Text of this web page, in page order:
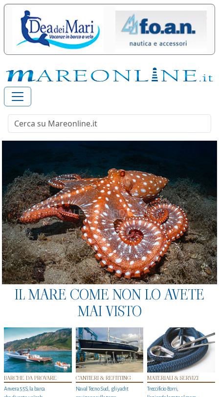
IL MARE COME NON LO AVETE
MAI VISTO
BARCHE DA PROVARE
Anvera 55S, la barca
CANTIERI & REFITTING
Naval Tecno Sud, gli yacht
MATERIALI & SERVIZI
Treccificio Borri,